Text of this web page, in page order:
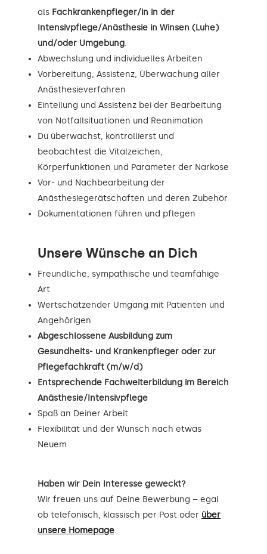
als Fachkrankenpfleger/in in der
Intensivpflege/Anästhesie in Winsen (Luhe)
und/oder Umgebung.
Abwechslung und individuelles Arbeiten
Vorbereitung, Assistenz, Überwachung aller
Anästhesieverfahren
Einteilung und Assistenz bei der Bearbeitung
von Notfallsituationen und Reanimation
Du überwachst, kontrollierst und
beobachtest die Vitalzeichen,
Körperfunktionen und Parameter der Narkose
Vor- und Nachbearbeitung der
Anästhesiegerätschaften und deren Zubehör
Dokumentationen führen und pflegen
Unsere Wünsche an Dich
Freundliche, sympathische und teamfähige
Art
Wertschätzender Umgang mit Patienten und
Angehörigen
Abgeschlossene Ausbildung zum
Gesundheits- und Krankenpfleger oder zur
Pflegefachkraft (m/w/d)
Entsprechende Fachweiterbildung im Bereich
Anästhesie/Intensivpflege
Spaß an Deiner Arbeit
Flexibilität und der Wunsch nach etwas
Neuem
Haben wir Dein Interesse geweckt?
Wir freuen uns auf Deine Bewerbung – egal
ob telefonisch, klassisch per Post oder über
unsere Homepage.